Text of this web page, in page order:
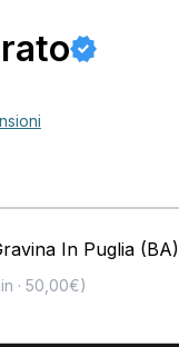
In Puglia (BA)
· 50,00€)